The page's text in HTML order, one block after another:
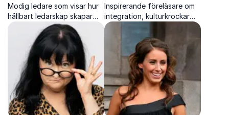
Modig ledare som visar hur
hållbart ledarskap skapar
verklig tillväxt
Inspirerande föreläsare om
integration, kulturkrockar
och att följa sina drömmar